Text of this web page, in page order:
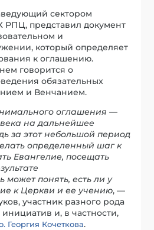
сектором
РПЦ, представил документ
и
который определяет
к оглашению.
говорится о
обязательных
и Венчанием.
оглашения —
на дальнейшее
за этот небольшой период
определенный шаг к
Евангелие, посещать
может понять, есть ли у
к Церкви и ее учению, —
участник разного рода
и, в частности,
Георгия Кочеткова.